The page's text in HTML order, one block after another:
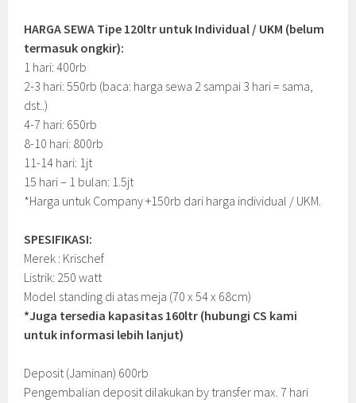
HARGA SEWA Tipe 120ltr untuk Individual / UKM (belum
termasuk ongkir):
1 hari: 400rb
2-3 hari: 550rb (baca: harga sewa 2 sampai 3 hari = sama,
dst..)
4-7 hari: 650rb
8-10 hari: 800rb
11-14 hari: 1jt
15 hari – 1 bulan: 1.5jt
*Harga untuk Company +150rb dari harga individual / UKM.
SPESIFIKASI:
Merek : Krischef
Listrik: 250 watt
Model standing di atas meja (70 x 54 x 68cm)
*Juga tersedia kapasitas 160ltr (hubungi CS kami
untuk informasi lebih lanjut)
Deposit (Jaminan) 600rb
Pengembalian deposit dilakukan by transfer max. 7 hari